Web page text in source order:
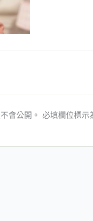
會公開。 必填欄位標